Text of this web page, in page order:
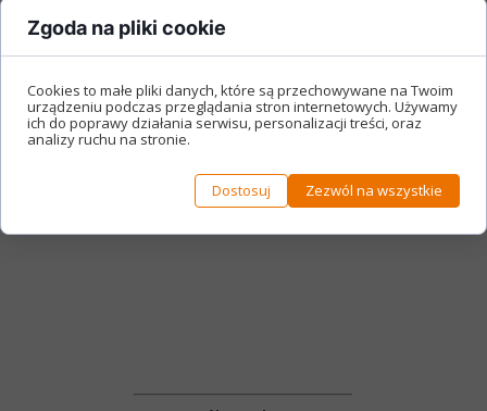
Zgoda na pliki cookie
Cookies to małe pliki danych, które są przechowywane na Twoim
urządzeniu podczas przeglądania stron internetowych. Używamy
ich do poprawy działania serwisu, personalizacji treści, oraz
analizy ruchu na stronie.
Dostosuj Zezwól na wszystkie